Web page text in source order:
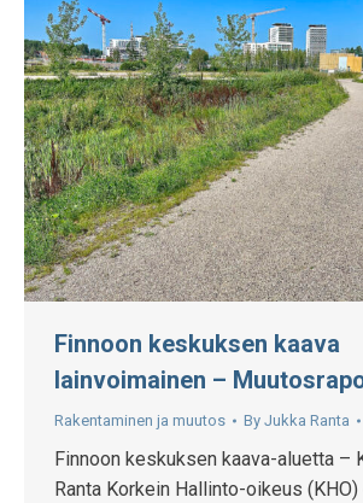
Finnoon keskuksen kaava
lainvoimainen –
Rakentaminen ja muutos By Jukka Ranta
Finnoon keskuksen kaava-aluetta –
Ranta Korkein Hallinto-oikeus